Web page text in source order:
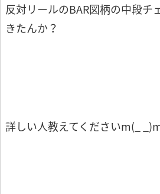
反対リールのBAR図柄の中段チ
きたんか？
詳しい人教えてくださいm(_